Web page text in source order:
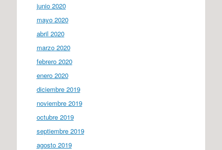
junio 2020
mayo 2020
abril 2020
marzo 2020
febrero 2020
enero 2020
diciembre 2019
noviembre 2019
octubre 2019
septiembre 2019
agosto 2019